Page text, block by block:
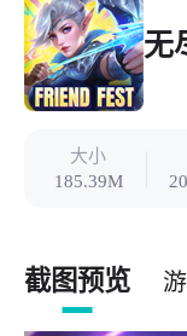
无
大小
185.39M
截图预览